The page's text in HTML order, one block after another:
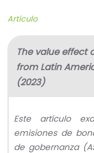
Artículo
The value effect
from Latin
(2023)
Este artículo
emisiones de
de gobernanza